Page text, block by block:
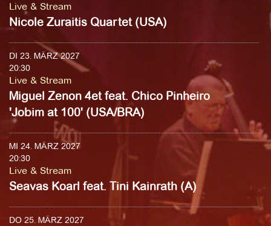
Live & Stream
Nicole Zuraitis Quartet (USA)
DI 23. MÄRZ 2027
20:30
Live & Stream
Miguel Zenon 4et feat. Chico Pinheiro
'Jobim at 100' (USA/BRA)
MI 24. MÄRZ 2027
20:30
Live & Stream
Seavas Koarl feat. Tini Kainrath (A)
DO 25. MÄRZ 2027